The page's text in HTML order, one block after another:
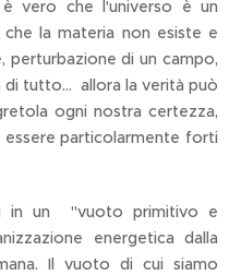
vero che l'universo è un
la materia non esiste e
di un campo,
tutto... allora la verità può
ogni nostra certezza,
particolarmente forti
in un "vuoto primitivo e
energetica dalla
Il vuoto di cui siamo